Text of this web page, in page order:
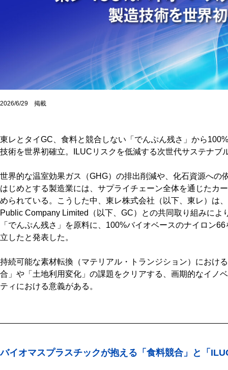
2026/6/29 掲載
東レとタイGC、食料と競合しない「でんぷん残さ」から
技術を世界初確立。ILUCリスクを低減する次世代サステナブ
世界的な温室効果ガス（GHG）の排出削減や、化石資源への
はじめとする製造業には、サプライチェーン全体を通じたカ
められている。こうした中、東レ株式会社（以下、東レ）は
Public Company Limited（以下、GC）との共同取り組みによ
「でんぷん残さ」を原料に、100%バイオベースのナイロン
立したと発表した。
持続可能な素材転換（マテリアル・トランジション）におけ
合」や「土地利用変化」の課題をクリアする、画期的なイノ
ティにおける意義がある。
バイオマスプラスチックが抱える「食料競合」と「